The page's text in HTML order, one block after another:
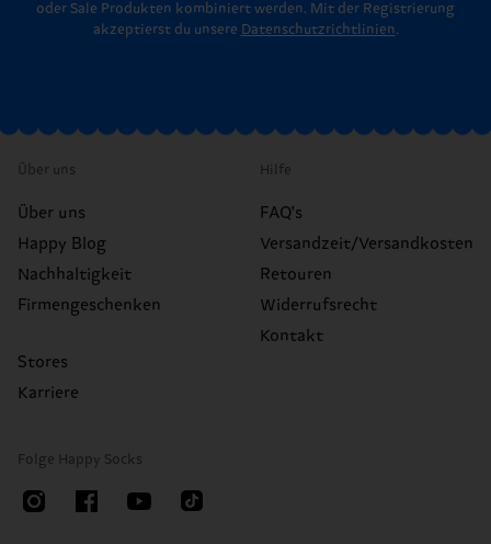
oder Sale Produkten kombiniert werden. Mit der Registrierung
akzeptierst du unsere Datenschutzrichtlinien.
Über uns
Über uns
Happy Blog
Nachhaltigkeit
Firmengeschenken
Stores
Karriere
Hilfe
FAQ's
Versandzeit/Versandkosten
Retouren
Widerrufsrecht
Kontakt
Folge Happy Socks